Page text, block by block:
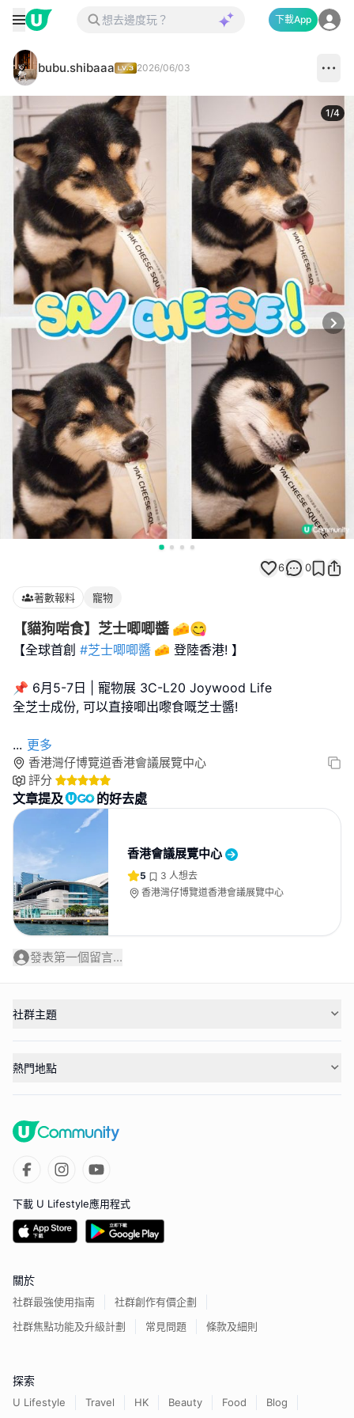
下載App
bubu.shibaaa 2026/06/03
1/4
6 0
著數報料 寵物
【貓狗啱食】芝士唧唧醬 🧀😋
【全球首創 #芝士唧唧醬 🧀 登陸香港! 】
📌 6月5-7日 | 寵物展 3C-L20 Joywood Life
全芝士成份, 可以直接唧出嚟食嘅芝士醬!
... 更多
香港灣仔博覽道香港會議展覽中心
評分
文章提及 的好去處
香港會議展覽中心
5 3 人想去
香港灣仔博覽道香港會議展覽中心
發表第一個留言...
社群主題
熱門地點
下載 U Lifestyle應用程式
關於
社群最強使用指南
社群創作有價企劃
社群焦點功能及升級計劃
常見問題 條款及細則
探索
U Lifestyle Travel HK Beauty Food Blog